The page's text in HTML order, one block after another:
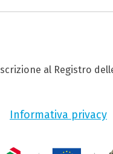
Iscrizione al Registro
Informativa privacy